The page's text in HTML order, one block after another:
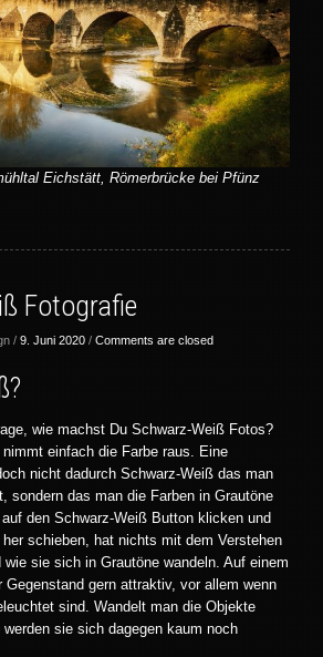
Eichstätt, Römerbrücke bei Pfünz
Fotografie
/ 9. Juni 2020 / Comments are closed
wie machst Du Schwarz-Weiß Fotos?
einfach die Farbe raus. Eine
nicht dadurch Schwarz-Weiß das man
sondern das man die Farben in Grautöne
den Schwarz-Weiß Button klicken und
schieben, hat nichts mit dem Verstehen
sie sich in Grautöne wandeln. Auf einem
Gegenstand gern attraktiv, vor allem wenn
sind. Wandelt man die Objekte
sie sich dagegen kaum noch